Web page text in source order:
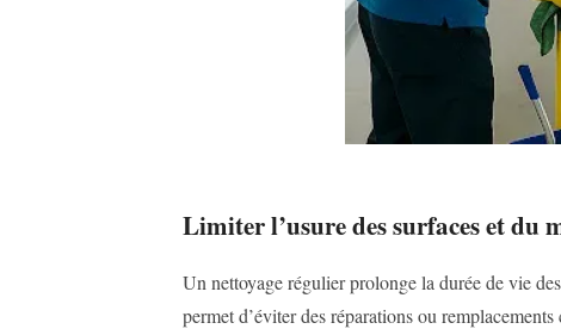
Limiter l’usure des surfaces et du
Un nettoyage régulier prolonge la durée de vie
permet d’éviter des réparations ou